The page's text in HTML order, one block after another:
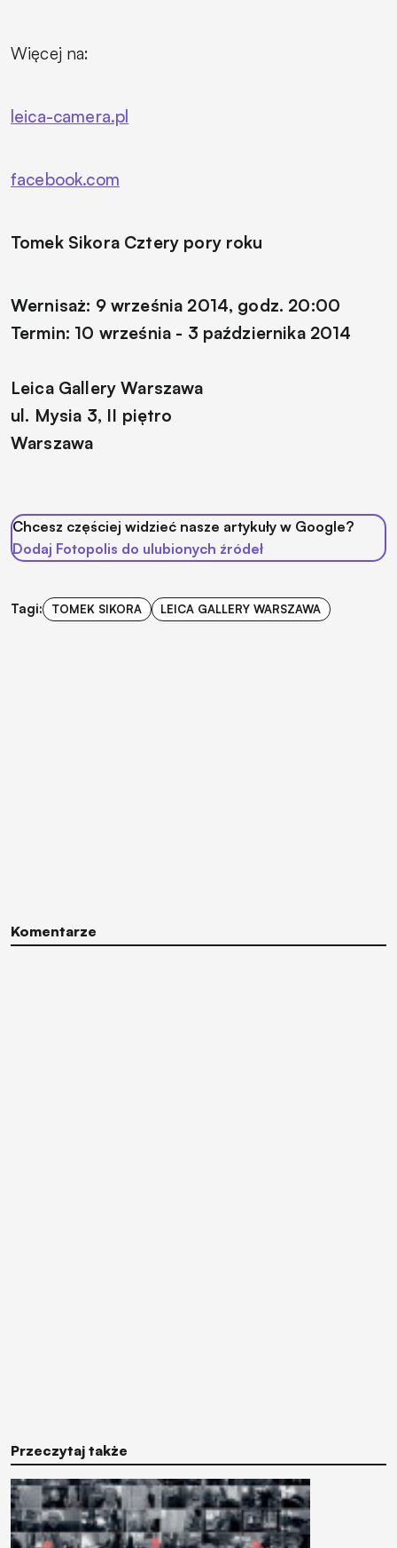
Więcej na:
leica-camera.pl
facebook.com
Tomek Sikora Cztery pory roku
Wernisaż: 9 września 2014, godz. 20:00
Termin: 10 września - 3 października 2014
Leica Gallery Warszawa
ul. Mysia 3, II piętro
Warszawa
Chcesz częściej widzieć nasze artykuły w Google?
Dodaj Fotopolis do ulubionych źródeł
Tagi: TOMEK SIKORA LEICA GALLERY WARSZAWA
Komentarze
Przeczytaj także